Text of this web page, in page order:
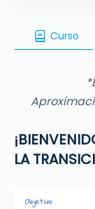
Curso
LA